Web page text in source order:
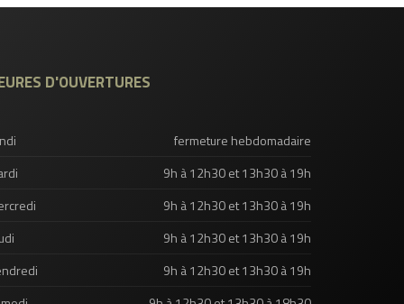
D'OUVERTURES
fermeture hebdomadaire
9h à 12h30 et 13h30 à 19h
9h à 12h30 et 13h30 à 19h
9h à 12h30 et 13h30 à 19h
9h à 12h30 et 13h30 à 19h